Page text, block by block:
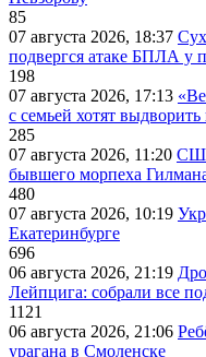
85
07 августа 2026, 18:37
подвергся атаке БПЛА у
198
07 августа 2026, 17:13
с семьей хотят
285
07 августа 2026, 11:20
бывшего морпеха
480
07 августа 2026, 10:19
Екатеринбурге
696
06 августа 2026, 21:19
Лейпцига: собрали все
1121
06 августа 2026, 21:06
урагана в Смоленске